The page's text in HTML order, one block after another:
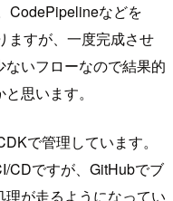
CodePipelineなどを
ますが、一度完成させ
いフローなので結果的
思います。
で管理しています。
CDですが、GitHubでブ
が走るようになってい